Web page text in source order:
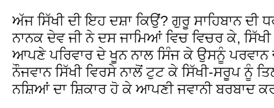
ਅੱਜ ਸਿੱਖੀ ਦੀ ਇਹ ਦਸ਼ਾ ਕਿਉਂ? ਗੁਰੂ ਸਾਹਿਬਾਨ ਦੀ
ਨਾਨਕ ਦੇਵ ਜੀ ਨੇ ਦਸ ਜਾਮਿਆਂ ਵਿਚ ਵਿਚਰ ਕੇ,
ਆਪਣੇ ਪਰਿਵਾਰ ਦੇ ਖੂਨ ਨਾਲ ਸਿੰਜ ਕੇ ਉਸਨੂੰ
ਨੌਜਵਾਨ ਸਿੱਖੀ ਵਿਰਸੇ ਨਾਲੋਂ ਟੁਟ ਕੇ ਸਿੱਖੀ-ਸਰੂਪ ਨੂੰ
ਨਸ਼ਿਆਂ ਦਾ ਸ਼ਿਕਾਰ ਹੋ ਕੇ ਆਪਣੀ ਜਵਾਨੀ ਬਰਬਾਦ